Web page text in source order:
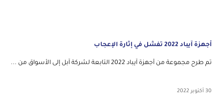
أجهزة آيباد 2022 تفشل في إثارة الإعجاب
تم طرح مجموعة من أجهزة آيباد 2022 التابعة لشركة آبل إلى الأسواق من ...
30 أكتوبر 2022